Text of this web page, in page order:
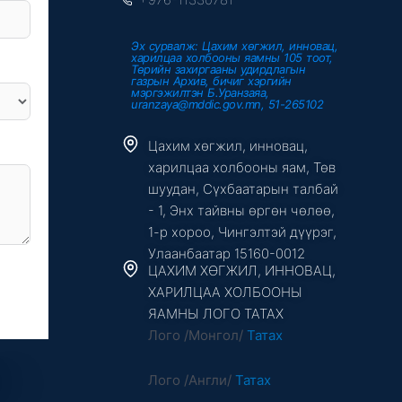
Эх сурвалж: Цахим хөгжил, инновац,
харилцаа холбооны яамны 105 тоот,
Төрийн захиргааны удирдлагын
газрын Архив, бичиг хэргийн
мэргэжилтэн Б.Уранзаяа,
uranzaya@mddic.gov.mn, 51-265102
Цахим хөгжил, инновац,
харилцаа холбооны яам, Төв
шуудан, Сүхбаатарын талбай
- 1, Энх тайвны өргөн чөлөө,
1-р хороо, Чингэлтэй дүүрэг,
Улаанбаатар 15160-0012
ЦАХИМ ХӨГЖИЛ, ИННОВАЦ,
ХАРИЛЦАА ХОЛБООНЫ
ЯАМНЫ ЛОГО ТАТАХ
Лого /Монгол/Татах
Лого /Англи/Татах